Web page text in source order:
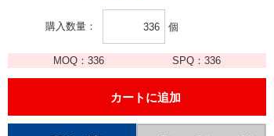
購入数量 個
MOQ：336 SPQ： 336